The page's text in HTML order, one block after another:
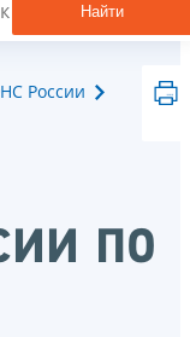
Найти
России
по